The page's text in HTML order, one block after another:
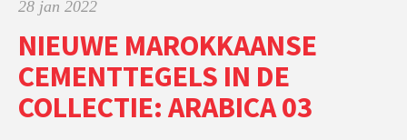
28 jan 2022
NIEUWE MAROKKAANSE
CEMENTTEGELS IN DE
COLLECTIE: ARABICA 03